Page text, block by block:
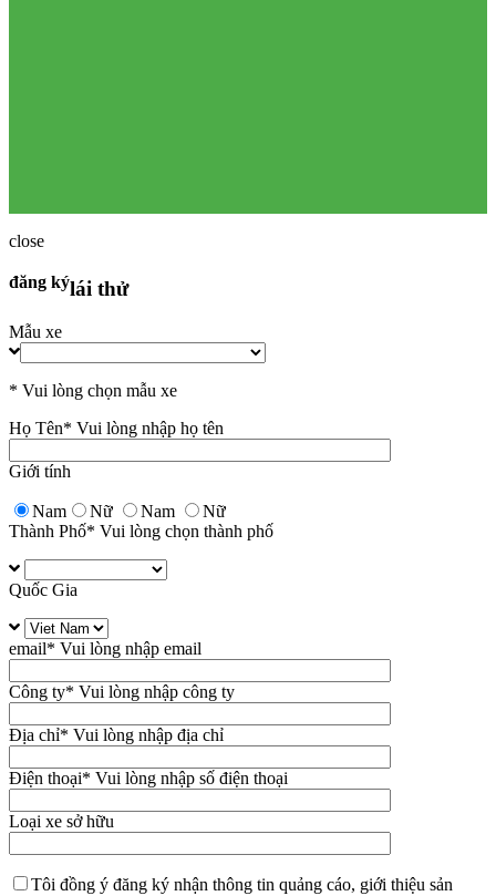
close
đăng kýlái thử
Mẫu xe
* Vui lòng chọn mẫu xe
Họ Tên* Vui lòng nhập họ tên
Giới tính
Nam Nữ Nam
Nữ
Thành Phố* Vui lòng chọn thành phố
Quốc Gia
email* Vui lòng nhập email
Công ty* Vui lòng nhập công ty
Địa chỉ* Vui lòng nhập địa chỉ
Điện thoại* Vui lòng nhập số điện thoại
Loại xe sở hữu
Tôi đồng ý đăng ký nhận thông tin quảng cáo, giới thiệu sản